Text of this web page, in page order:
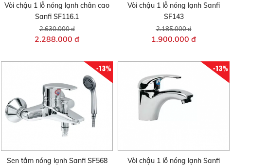
Vòi chậu 1 lỗ nóng lạnh chân cao
Sanfi SF116.1
2.630.000 đ
2.288.000 đ
Vòi chậu 1 lỗ nóng lạnh Sanfi
SF143
2.185.000 đ
1.900.000 đ
-13%
Sen tắm nóng lạnh Sanfi SF568
-13%
Vòi chậu 1 lỗ nóng lạnh Sanfi